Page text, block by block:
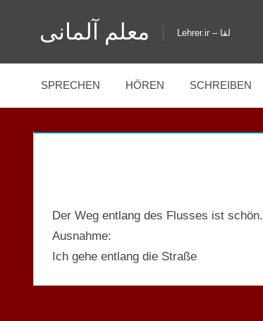
معلم آلمانی Lehrer.ir – لقا
SPRECHEN HÖREN SCHREIBEN
Der Weg entlang des Flusses ist schön.
Ausnahme:
Ich gehe entlang die Straße